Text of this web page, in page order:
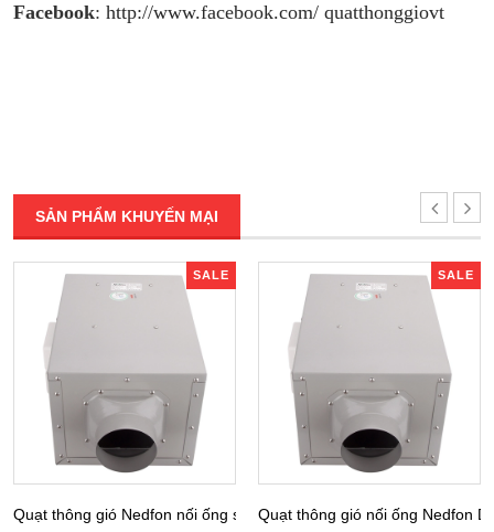
Facebook: http://www.facebook.com/ quatthonggiovt
SẢN PHẨM KHUYẾN MẠI
SALE
Quạt thông gió Nedfon nối ống siêu âm DPT 10-12B
SALE
Quạt thông gió nối ống Nedfon